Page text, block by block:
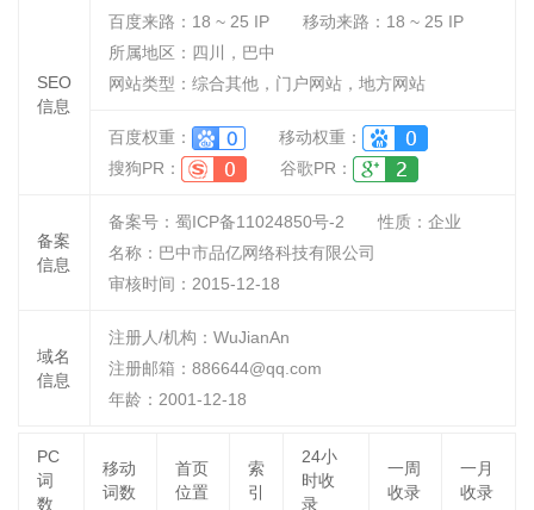
SEO
信息
百度来路： 18 ~ 25 IP 移动来路： 18 ~ 25 IP
所属地区：四川，巴中
网站类型：综合其他，门户网站，地方网站
百度权重：
移动权重：
搜狗PR：
谷歌PR：
备案
信息
备案号：蜀ICP备11024850号-2 性质： 企业
名称： 巴中市品亿网络科技有限公司
审核时间： 2015-12-18
域名
信息
注册人/机构：WuJianAn
注册邮箱：886644@qq.com
年龄：2001-12-18
PC
词
数
移动
词数
首页
位置
索
引
24小
时收
录
一周
收录
一月
收录